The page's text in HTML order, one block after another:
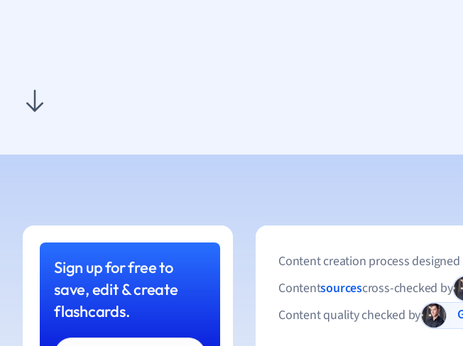
Sign up for free to
save, edit & create
flashcards.
Content creation process designed
Contentsourcescross-checked by
Content quality checked by